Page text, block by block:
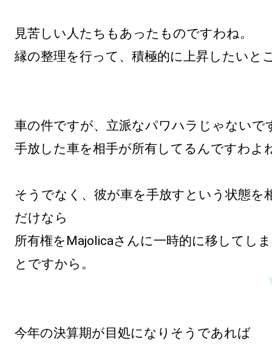
見苦しい人たちもあったものですわね。
縁の整理を行って、積極的に上昇したいと
車の件ですが、立派なパワハラじゃないで
手放した車を相手が所有してるんですわよ
そうでなく、彼が車を手放すという状態を
だけなら
所有権をMajolicaさんに一時的に移してし
とですから。
今年の決算期が目処になりそうであれば